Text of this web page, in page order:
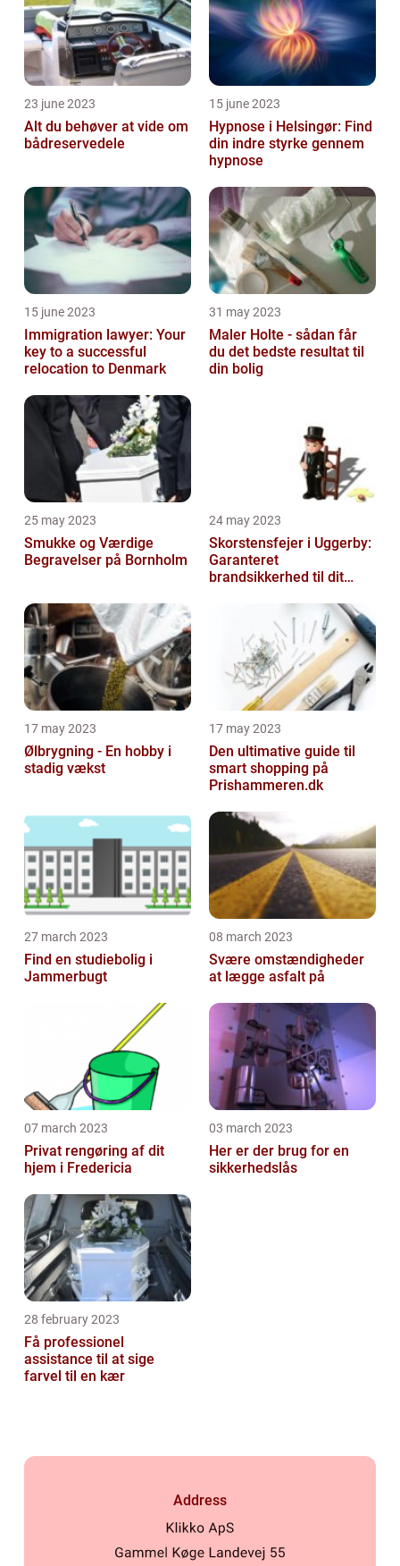
23 june 2023
Alt du behøver at vide om
bådreservedele
15 june 2023
Hypnose i Helsingør: Find
din indre styrke gennem
hypnose
15 june 2023
Immigration lawyer: Your
key to a successful
relocation to Denmark
31 may 2023
Maler Holte - sådan får
du det bedste resultat til
din bolig
25 may 2023
Smukke og Værdige
Begravelser på Bornholm
24 may 2023
Skorstensfejer i Uggerby:
Garanteret
brandsikkerhed til dit
17 may 2023
Ølbrygning - En hobby i
stadig vækst
17 may 2023
Den ultimative guide til
smart shopping på
Prishammeren.dk
27 march 2023
Find en studiebolig i
Jammerbugt
08 march 2023
Svære omstændigheder
at lægge asfalt på
07 march 2023
Privat rengøring af dit
hjem i Fredericia
03 march 2023
Her er der brug for en
sikkerhedslås
28 february 2023
Få professionel
assistance til at sige
farvel til en kær
Address